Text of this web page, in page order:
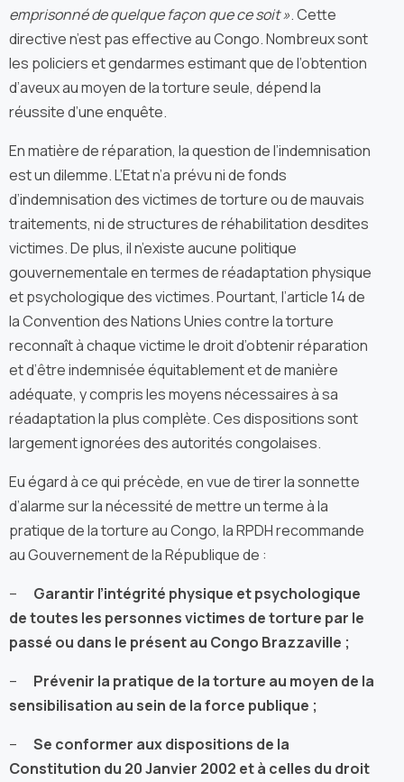
emprisonné de quelque façon que ce soit ». Cette
directive n’est pas effective au Congo. Nombreux sont
les policiers et gendarmes estimant que de l’obtention
d’aveux au moyen de la torture seule, dépend la
réussite d’une enquête.
En matière de réparation, la question de l’indemnisation
est un dilemme. L’Etat n’a prévu ni de fonds
d’indemnisation des victimes de torture ou de mauvais
traitements, ni de structures de réhabilitation desdites
victimes. De plus, il n’existe aucune politique
gouvernementale en termes de réadaptation physique
et psychologique des victimes. Pourtant, l’article 14 de
la Convention des Nations Unies contre la torture
reconnaît à chaque victime le droit d’obtenir réparation
et d’être indemnisée équitablement et de manière
adéquate, y compris les moyens nécessaires à sa
réadaptation la plus complète. Ces dispositions sont
largement ignorées des autorités congolaises.
Eu égard à ce qui précède, en vue de tirer la sonnette
d’alarme sur la nécessité de mettre un terme à la
pratique de la torture au Congo, la RPDH recommande
au Gouvernement de la République de :
– Garantir l’intégrité physique et psychologique
de toutes les personnes victimes de torture par le
passé ou dans le présent au Congo Brazzaville ;
– Prévenir la pratique de la torture au moyen de la
sensibilisation au sein de la force publique ;
– Se conformer aux dispositions de la
Constitution du 20 Janvier 2002 et à celles du droit